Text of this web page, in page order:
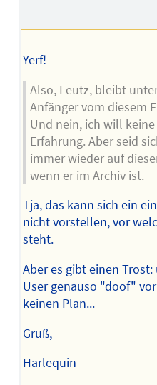
Yerf!
Also, Leutz, bleibt
Anfänger vom diesem
Und nein, ich will
Erfahrung. Aber seid
immer wieder auf
wenn er im Archiv ist.
Tja, das kann sich ein
nicht vorstellen, vor
steht.
Aber es gibt einen
User genauso "doof"
keinen Plan...
Gruß,
Harlequin